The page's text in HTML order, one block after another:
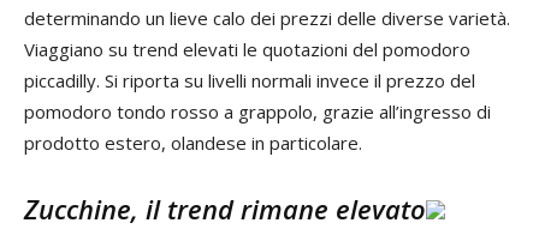
determinando un lieve calo dei prezzi delle diverse varietà.
Viaggiano su trend elevati le quotazioni del pomodoro
piccadilly. Si riporta su livelli normali invece il prezzo del
pomodoro tondo rosso a grappolo, grazie all’ingresso di
prodotto estero, olandese in particolare.
Zucchine, il trend rimane elevato